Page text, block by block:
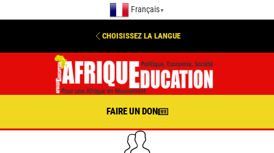
Français ▼
CHOISISSEZ LA LANGUE
FAIRE UN DON